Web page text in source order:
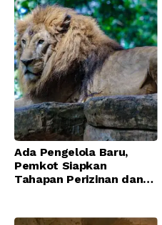
Ada Pengelola Baru,
Pemkot Siapkan
Tahapan Perizinan dan